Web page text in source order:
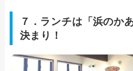
７．ランチは「浜のか
決まり！